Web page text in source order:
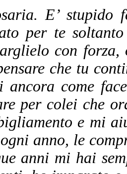
E’ stupido
per te
con
che tu
come
per colei che
e mi
ogni anno, le
anni mi hai